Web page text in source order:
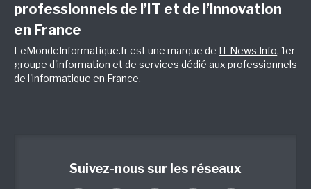
professionnels de l’IT et de l’innovation
en France
LeMondeInformatique.fr est une marque de IT News Info, 1er
groupe d'information et de services dédié aux professionnels
de l'informatique en France.
Suivez-nous sur les réseaux